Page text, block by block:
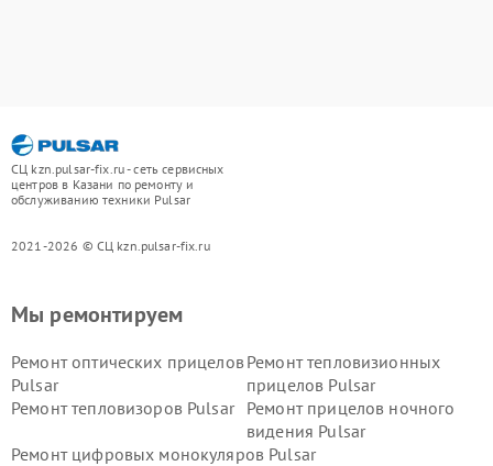
СЦ kzn.pulsar-fix.ru - сеть сервисных
центров в Казани по ремонту и
обслуживанию техники Pulsar
2021-2026 © СЦ kzn.pulsar-fix.ru
Мы ремонтируем
Ремонт оптических прицелов
Pulsar
Ремонт тепловизионных
прицелов Pulsar
Ремонт тепловизоров Pulsar
Ремонт прицелов ночного
видения Pulsar
Ремонт цифровых монокуляров Pulsar